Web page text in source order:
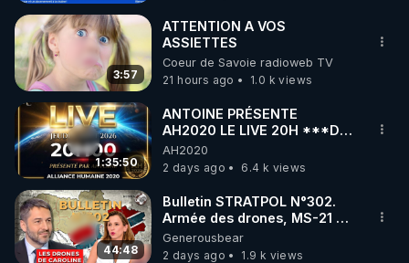
3:57
ATTENTION A VOS
ASSIETTES
Coeur de Savoie radioweb TV
21 hours ago
1.0 k views
1:35:50
ANTOINE PRÉSENTE
AH2020 LE LIVE 20H ***DU
06/08/2026***
AH2020
2 days ago
6.4 k views
44:48
Bulletin STRATPOL N°302.
Armée des drones, MS-21 en
série, missiles coréens.
07.08.2026.
Generousbear
2 days ago
1.9 k views